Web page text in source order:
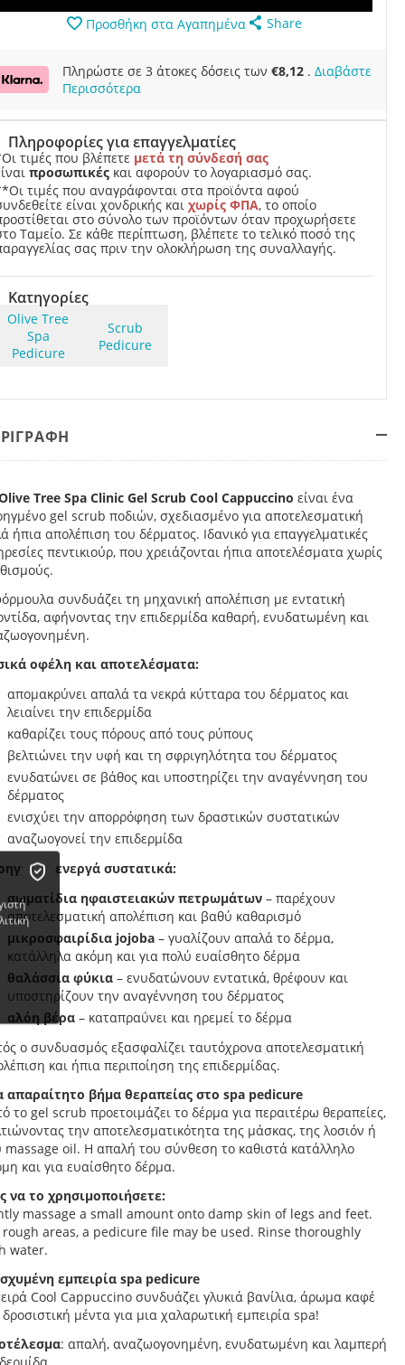
Προσθήκη στα Αγαπημένα
Share
Πληρώστε σε 3 άτοκες δόσεις των €8,12 . Διαβάστε
Περισσότερα
Πληροφορίες για επαγγελματίες
τιμές που βλέπετε μετά τη σύνδεσή σας
προσωπικές και αφορούν το λογαριασμό σας.
τιμές που αναγράφονται στα προϊόντα αφού
είναι χονδρικής και χωρίς ΦΠΑ, το οποίο
στο σύνολο των προϊόντων όταν προχωρήσετε
Ταμείο. Σε κάθε περίπτωση, βλέπετε το τελικό ποσό της
σας πριν την ολοκλήρωση της συναλλαγής.
Κατηγορίες
Olive Tree
Spa
Pedicure
Scrub
Pedicure
Tree Spa Clinic Gel Scrub Cool Cappuccino είναι ένα
gel scrub ποδιών, σχεδιασμένο για αποτελεσματική
ήπια απολέπιση του δέρματος. Ιδανικό για επαγγελματικές
πεντικιούρ, που χρειάζονται ήπια αποτελέσματα χωρίς
συνδυάζει τη μηχανική απολέπιση με εντατική
αφήνοντας την επιδερμίδα καθαρή, ενυδατωμένη και
οφέλη και αποτελέσματα:
απομακρύνει απαλά τα νεκρά κύτταρα του δέρματος και
λειαίνει την επιδερμίδα
καθαρίζει τους πόρους από τους ρύπους
βελτιώνει την υφή και τη σφριγηλότητα του δέρματος
ενυδατώνει σε βάθος και υποστηρίζει την αναγέννηση του
δέρματος
ενισχύει την απορρόφηση των δραστικών συστατικών
αναζωογονεί την επιδερμίδα
ενεργά συστατικά:
σωματίδια ηφαιστειακών πετρωμάτων – παρέχουν
αποτελεσματική απολέπιση και βαθύ καθαρισμό
μικροσφαιρίδια jojoba – γυαλίζουν απαλά το δέρμα,
κατάλληλα ακόμη και για πολύ ευαίσθητο δέρμα
θαλάσσια φύκια – ενυδατώνουν εντατικά, θρέφουν και
υποστηρίζουν την αναγέννηση του δέρματος
αλόη βέρα – καταπραΰνει και ηρεμεί το δέρμα
ο συνδυασμός εξασφαλίζει ταυτόχρονα αποτελεσματική
και ήπια περιποίηση της επιδερμίδας.
απαραίτητο βήμα θεραπείας στο spa pedicure
το gel scrub προετοιμάζει το δέρμα για περαιτέρω θεραπείες,
την αποτελεσματικότητα της μάσκας, της λοσιόν ή
massage oil. Η απαλή του σύνθεση το καθιστά κατάλληλο
και για ευαίσθητο δέρμα.
να το χρησιμοποιήσετε:
massage a small amount onto damp skin of legs and feet.
rough areas, a pedicure file may be used. Rinse thoroughly
water.
εμπειρία spa pedicure
Cool Cappuccino συνδυάζει γλυκιά βανίλια, άρωμα καφέ
δροσιστική μέντα για μια χαλαρωτική εμπειρία spa!
: απαλή, αναζωογονημένη, ενυδατωμένη και λαμπερή